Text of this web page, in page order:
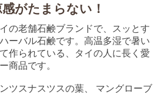
がたまらない！
の老舗石鹸ブランドで、スッとす
ーバル石鹸です。高温多湿で暑い
作られている、タイの人に長く愛
商品です。
ツスナスツスの葉、 マングローブ